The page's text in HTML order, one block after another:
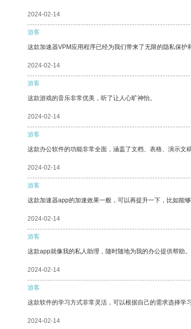
2024-02-14
游客
这款加速器VPM应用程序已经为我们带来了无限的隐私保护
2024-02-14
游客
这款游戏的音乐非常优美，听了让人心旷神怡。
2024-02-14
游客
这款办公软件的功能非常全面，涵盖了文档、表格、演示文
2024-02-14
游客
这款加速器app的加速效果一般，可以再提升一下，比如能够
2024-02-14
游客
这款app就像我的私人助理，随时随地为我的办公提供帮助。
2024-02-14
游客
这款软件的学习方式非常灵活，可以根据自己的需求选择学习
2024-02-14